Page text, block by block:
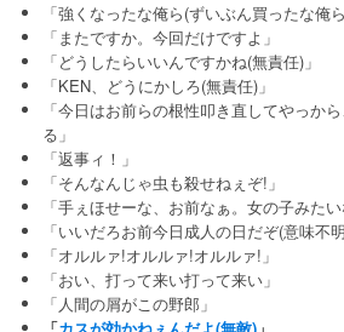
「強くなったな俺ら(ずいぶん買ったな俺ら
「またですか。今回だけですよ」
「どうしたらいいんですかね(無責任)」
「KEN、どうにかしろ(無責任)」
「今日はお前らの根性叩き直してやっか
る」
「返事ィ！」
「そんなんじゃ虫も殺せねぇぞ!」
「手ぇほせーな、お前なぁ。女の子みた
「いいだろお前今日成人の日だぞ(意味不明
「オルルァ!オルルァ!オルルァ!」
「おい、打って来い打って来い」
「人間の屑がこの野郎」